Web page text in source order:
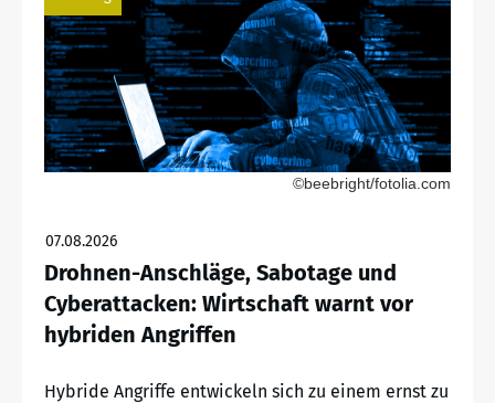
©beebright/fotolia.com
07.08.2026
Drohnen-Anschläge, Sabotage und
Cyberattacken: Wirtschaft warnt vor
hybriden Angriffen
Hybride Angriffe entwickeln sich zu einem ernst zu